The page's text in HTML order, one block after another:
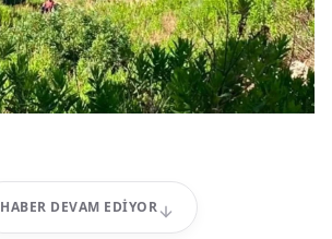
HABER DEVAM EDIYOR